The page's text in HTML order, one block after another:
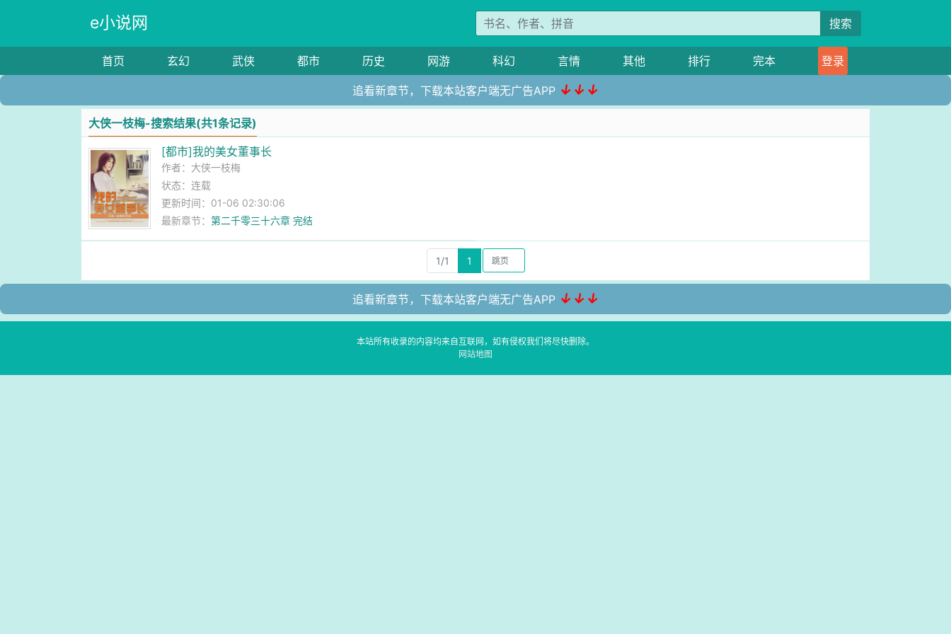
e小说网 搜索
首页 玄幻 武侠 都市 历史 网游 科幻 言情 其他 排行 完本 登录
追看新章节，下载本站客户端无广告APP ↓↓↓
大侠一枝梅-搜索结果(共1条记录)
[都市]我的美女董事长
作者： 大侠一枝梅
状态：连载
更新时间：01-06 02:30:06
最新章节：第二千零三十六章 完结
1/1 1
追看新章节，下载本站客户端无广告APP ↓↓↓
本站所有收录的内容均来自互联网，如有侵权我们将尽快删除。
网站地图